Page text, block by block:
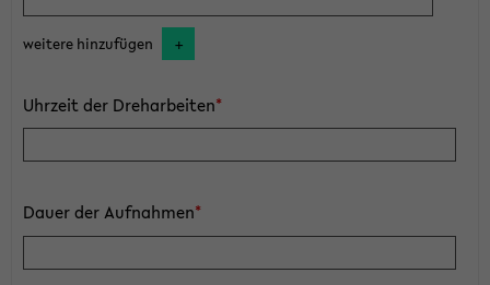
weitere hinzufügen
Uhrzeit der Dreharbeiten*
Dauer der Aufnahmen*